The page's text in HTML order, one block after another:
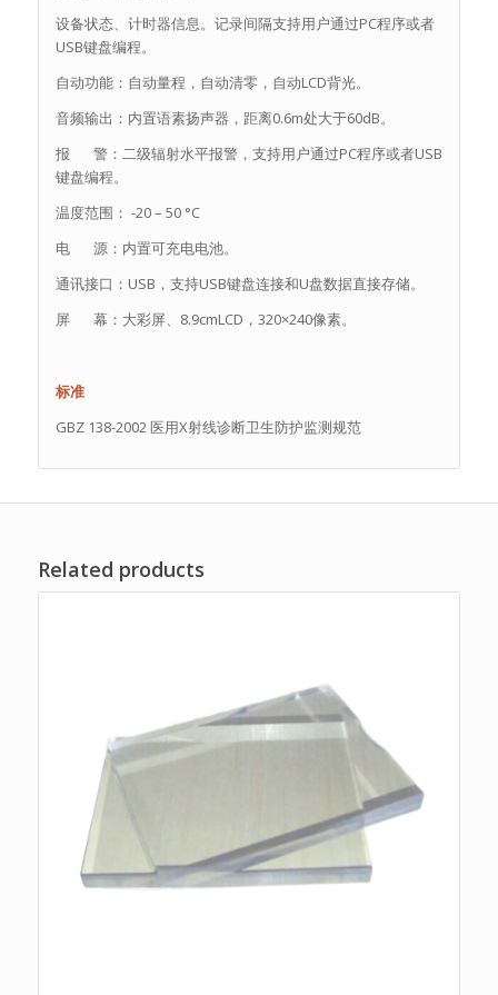
设备状态、计时器信息。记录间隔支持用户通过PC程序或者
USB键盘编程。
自动功能：自动量程，自动清零，自动LCD背光。
音频输出：内置语素扬声器，距离0.6m处大于60dB。
报 警：二级辐射水平报警，支持用户通过PC程序或者USB
键盘编程。
温度范围： -20 – 50 °C
电 源：内置可充电电池。
通讯接口：USB，支持USB键盘连接和U盘数据直接存储。
屏 幕：大彩屏、8.9cmLCD，320×240像素。
标准
GBZ 138-2002 医用X射线诊断卫生防护监测规范
Related products